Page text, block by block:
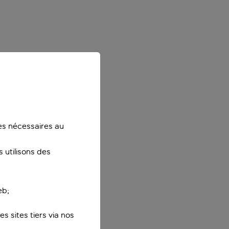
nécessaires au
utilisons des
sites tiers via nos